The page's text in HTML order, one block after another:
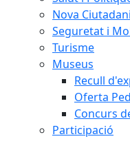
Nova
Seguretat i
Turisme
Museus
Recull
Oferta
Concurs
Participació